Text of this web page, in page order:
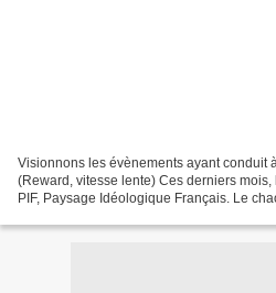
Visionnons les évènements ayant conduit
(Reward, vitesse lente) Ces derniers mois,
PIF, Paysage Idéologique Français. Le